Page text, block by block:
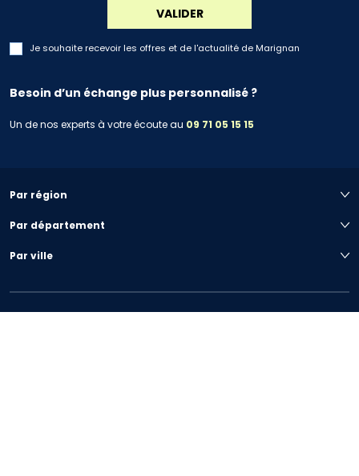
VALIDER
Je souhaite recevoir les offres et de l'actualité de Marignan
Besoin d’un échange plus personnalisé ?
Un de nos experts à votre écoute au 09 71 05 15 15
Par région
Par département
Par ville